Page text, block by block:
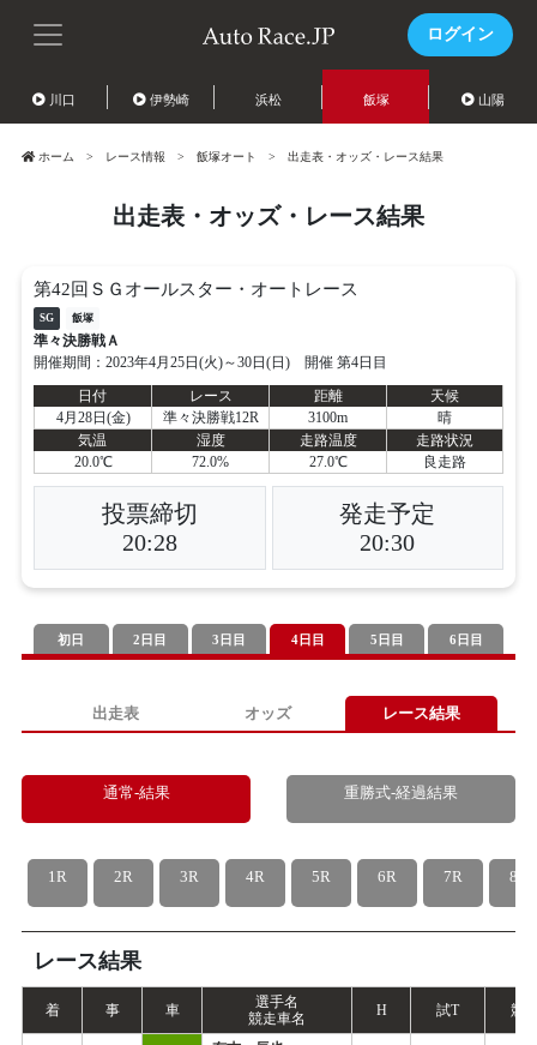
ログイン
川口 伊勢崎 浜松 飯塚 山陽
ホーム レース情報 飯塚オート 出走表・オッズ・レース結果
出走表・オッズ・レース結果
第42回ＳＧオールスター・オートレース
SG 飯塚
準々決勝戦Ａ
開催期間：2023年4月25日(火)～30日(日) 開催 第4日目
日付
レース 距離
天候
4月28日(金)
準々決勝戦12R 3100m
晴
気温
湿度 走路温度
走路状況
20.0℃
72.0% 27.0℃ 良走路
投票締切
20:28
発走予定
20:30
初日 2日目 3日目 4日目 5日目 6日目
出走表 オッズ レース結果
通常-結果 重勝式-経過結果
1R 2R 3R 4R 5R 6R 7R 8R
レース結果
着 事 車
選手名
競走車名
H 試T 競